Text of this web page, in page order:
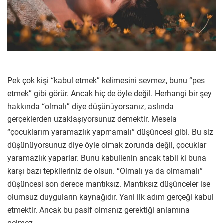
Pek çok kişi “kabul etmek” kelimesini sevmez, bunu “pes
etmek” gibi görür. Ancak hiç de öyle değil. Herhangi bir şey
hakkında “olmalı” diye düşünüyorsanız, aslında
gerçeklerden uzaklaşıyorsunuz demektir. Mesela
“çocuklarım yaramazlık yapmamalı” düşüncesi gibi. Bu siz
düşünüyorsunuz diye öyle olmak zorunda değil, çocuklar
yaramazlık yaparlar. Bunu kabullenin ancak tabii ki buna
karşı bazı tepkileriniz de olsun. “Olmalı ya da olmamalı”
düşüncesi son derece mantıksız. Mantıksız düşünceler ise
olumsuz duyguların kaynağıdır. Yani ilk adım gerçeği kabul
etmektir. Ancak bu pasif olmanız gerektiği anlamına